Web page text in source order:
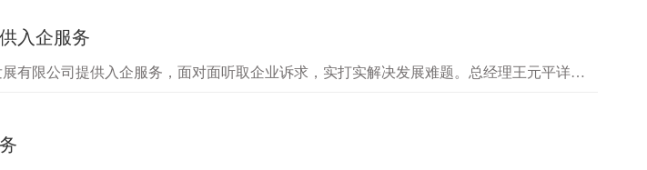
入企服务
有限公司提供入企服务，面对面听取企业诉求，实打实解决发展难题。总经理王元平详细